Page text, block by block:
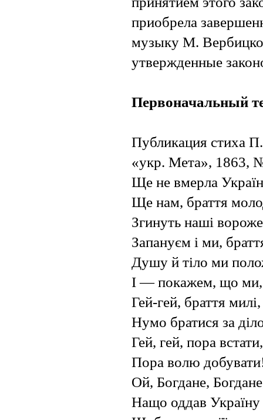
приобрела
музыку М.
утвержденные
Первоначальный
Публикация стиха
«укр. Мета», 1863,
Ще не вмерла
Ще нам, браття
Згинуть наші
Запануєм і ми,
Душу й тіло ми
І — покажем, що ми,
Гей-гей, браття милі,
Нумо братися за
Гей, гей, пора встати,
Пора волю
Ой, Богдане,
Нащо оддав